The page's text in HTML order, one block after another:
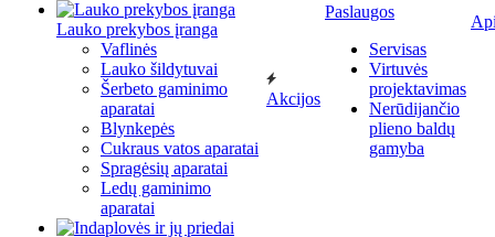
Lauko prekybos įranga
Vaflinės
Lauko šildytuvai
Šerbeto gaminimo
aparatai
Blynkepės
Cukraus vatos aparatai
Spragėsių aparatai
Ledų gaminimo
aparatai
Akcijos
Paslaugos
Servisas
Virtuvės
projektavimas
Nerūdijančio
plieno baldų
gamyba